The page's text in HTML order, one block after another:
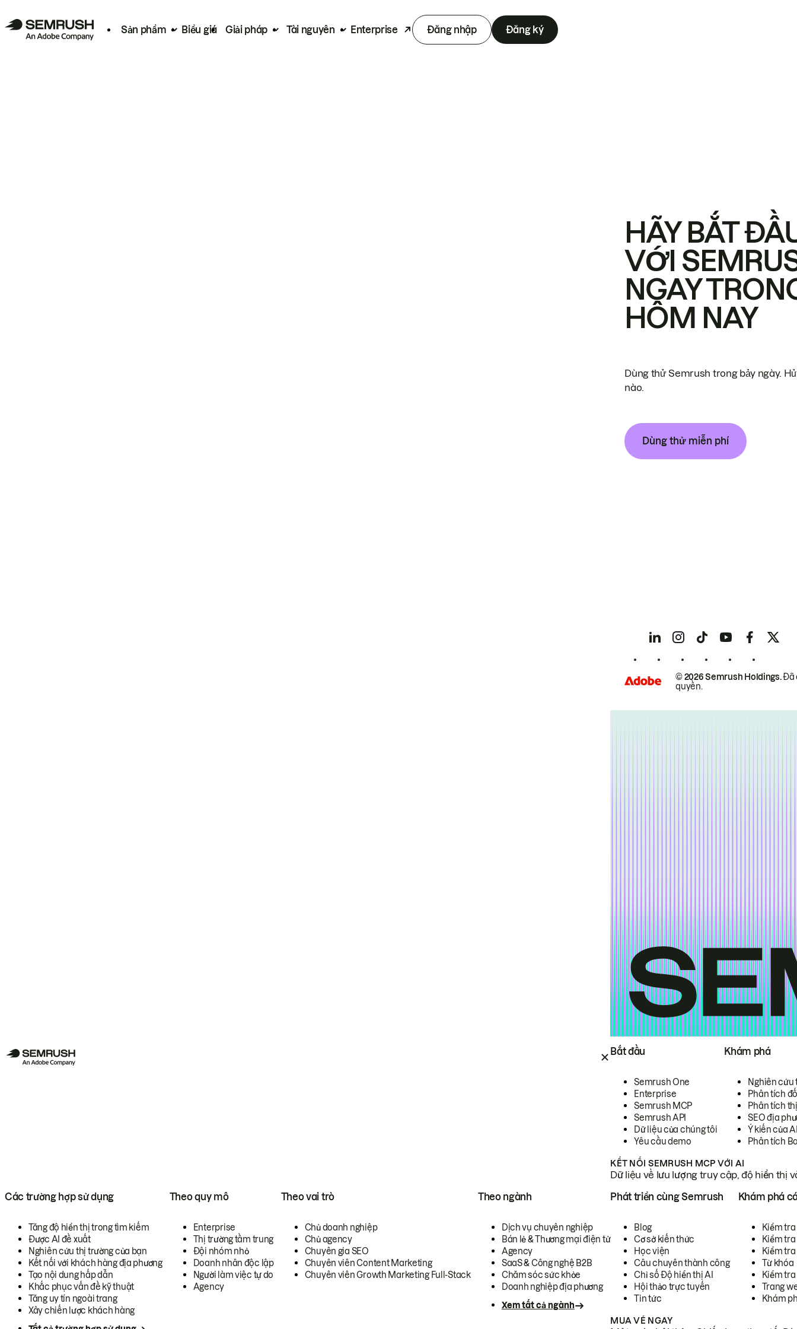
Sản phẩm Biểu giá Giải pháp Tài nguyên Enterprise Đăng nhập Đăng ký
Bắt đầu
Semrush One
Enterprise
Semrush MCP
Semrush API
Dữ liệu của chúng tôi
Yêu cầu demo
Khám phá
Nghiên cứu
Phân tích
Phân tích
SEO địa
Ý kiến của
Phân tích
KẾT NỐI SEMRUSH MCP VỚI AI
Dữ liệu về lưu lượng truy cập, độ hiển thị
Các trường hợp sử dụng
Tăng độ hiển thị trong tìm kiếm
Được AI đề xuất
Nghiên cứu thị trường của bạn
Kết nối với khách hàng địa phương
Tạo nội dung hấp dẫn
Khắc phục vấn đề kỹ thuật
Tăng uy tín ngoài trang
Xây chiến lược khách hàng
Theo quy mô
Enterprise
Thị trường tầm trung
Đội nhóm nhỏ
Doanh nhân độc lập
Người làm việc tự do
Agency
Theo vai trò
Chủ doanh nghiệp
Chủ agency
Chuyên gia SEO
Chuyên viên Content Marketing
Chuyên viên Growth Marketing Full-Stack
Theo ngành
Dịch vụ chuyên nghiệp
Bán lẻ & Thương mại điện tử
Agency
SaaS & Công nghệ B2B
Chăm sóc sức khỏe
Doanh nghiệp địa phương
Xem tất cả ngành
Phát triển cùng Semrush
Blog
Cơ sở kiến thức
Học viện
Câu chuyên thành công
Chỉ số Độ hiển thị AI
Hội thảo trực tuyến
Tin tức
Khám phá
Kiểm
Kiểm tra
Kiểm
Từ khóa
Kiểm
Trang
Khám
MUA VÉ NGAY
HÃY BẮT
VỚI
NGAY
HÔM NAY
Dùng thử Semrush trong bảy ngày.
nào.
Dùng thử miễn phí
© 2026 Semrush Holdings.Đã
quyền.